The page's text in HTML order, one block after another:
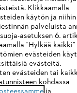
Klikkaamalla
käytön ja niihin
palveluista
asetuksen 6.
"Hylkää kaikki"
evästeiden
evästeitä.
evästeiden tai
kohdassa